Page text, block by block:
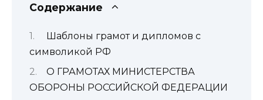
Содержание
Шаблоны грамот и дипломов с
символикой РФ
О ГРАМОТАХ МИНИСТЕРСТВА
ОБОРОНЫ РОССИЙСКОЙ ФЕДЕРАЦИИ